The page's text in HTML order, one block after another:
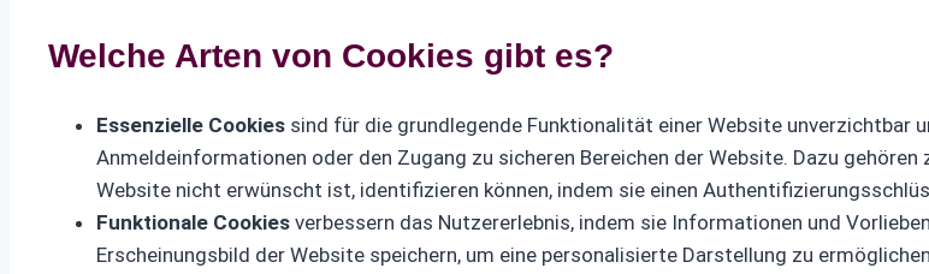
Welche Arten von Cookies gibt es?
Essenzielle Cookies sind für die grundlegende Funktionalität einer Website unverzichtbar
Anmeldeinformationen oder den Zugang zu sicheren Bereichen der Website. Dazu
Website nicht erwünscht ist, identifizieren können, indem sie einen
Funktionale Cookies verbessern das Nutzererlebnis, indem sie Informationen und
Erscheinungsbild der Website speichern, um eine personalisierte Darstellung zu